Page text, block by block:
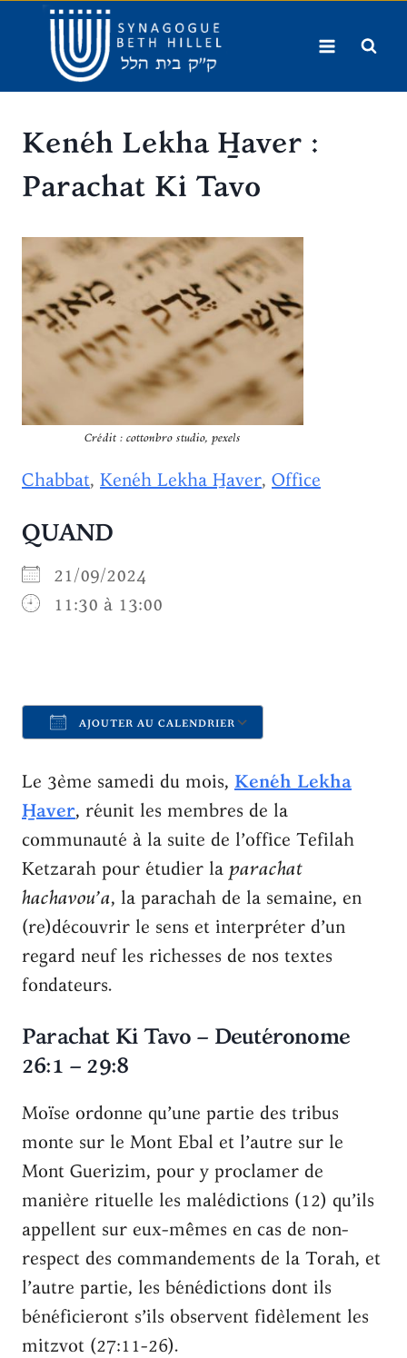
contenu
Kenéh Lekha H̱aver :
Parachat Ki Tavo
Crédit : cottonbro studio, pexels
Chabbat, Kenéh Lekha H̱aver, Office
QUAND
21/09/2024
11:30 à 13:00
AJOUTER AU CALENDRIER
Télécharger ICS Calendrier
Le 3ème samedi du mois, Kenéh Lekha
H̱aver, réunit les membres de la
communauté à la suite de l’office Tefilah
Ketzarah pour étudier la parachat
hachavou’a, la parachah de la semaine, en
(re)découvrir le sens et interpréter d’un
regard neuf les richesses de nos textes
fondateurs.
Parachat Ki Tavo – Deutéronome
26:1 – 29:8
Moïse ordonne qu’une partie des tribus
monte sur le Mont Ebal et l’autre sur le
Mont Guerizim, pour y proclamer de
manière rituelle les malédictions (12) qu’ils
appellent sur eux-mêmes en cas de non-
respect des commandements de la Torah, et
l’autre partie, les bénédictions dont ils
bénéficieront s’ils observent fidèlement les
mitzvot (27:11-26).